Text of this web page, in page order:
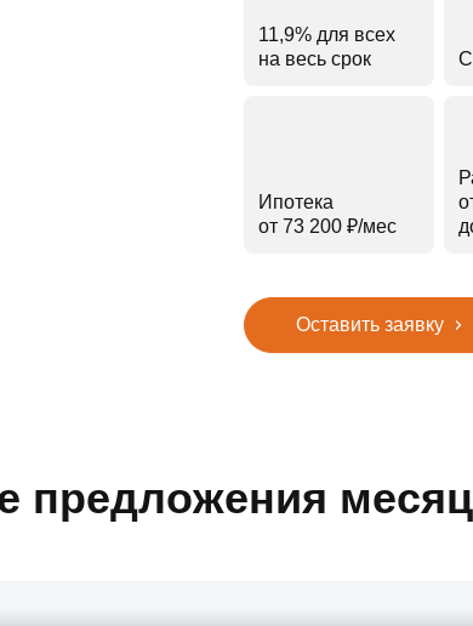
11,9% для всех
на весь срок
Ипотека
от 73 200 ₽⁠/⁠мес
Оставить заявку
предложения